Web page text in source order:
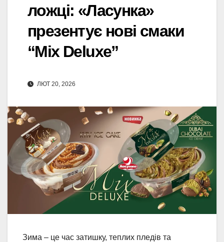
ложці: «Ласунка»
презентує нові смаки
“Mix Deluxe”
ЛЮТ 20, 2026
Зима – це час затишку, теплих пледів та